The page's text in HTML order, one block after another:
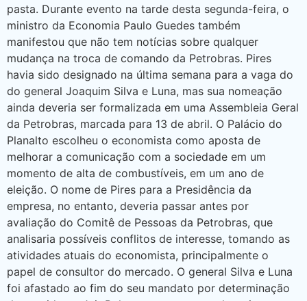
pasta. Durante evento na tarde desta segunda-feira, o
ministro da Economia Paulo Guedes também
manifestou que não tem notícias sobre qualquer
mudança na troca de comando da Petrobras. Pires
havia sido designado na última semana para a vaga do
do general Joaquim Silva e Luna, mas sua nomeação
ainda deveria ser formalizada em uma Assembleia Geral
da Petrobras, marcada para 13 de abril. O Palácio do
Planalto escolheu o economista como aposta de
melhorar a comunicação com a sociedade em um
momento de alta de combustíveis, em um ano de
eleição. O nome de Pires para a Presidência da
empresa, no entanto, deveria passar antes por
avaliação do Comitê de Pessoas da Petrobras, que
analisaria possíveis conflitos de interesse, tomando as
atividades atuais do economista, principalmente o
papel de consultor do mercado. O general Silva e Luna
foi afastado ao fim do seu mandato por determinação